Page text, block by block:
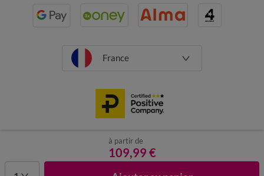
à partir de
109,99 €
France
Données personnelles